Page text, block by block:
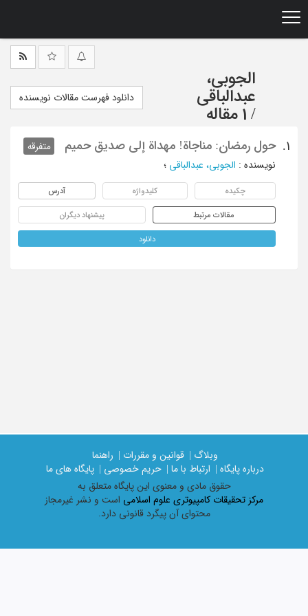
الجوبی،
عبدالباقی
/ 1 مقاله
دانلود فهرست مقالات نویسنده
1. حول رمضان: مناجاة! مهداة إلی صدیق حمیم
متفرقه
نویسنده : الجوبی، عبدالباقی ؛
چکیده کلیدواژه آدرس
مقالات مرتبط پیشنهاد دیگران
دانلود
وبلاگ | قوانین و مقررات |
راهنما
درباره پایگاه |
ارتباط با ما | حریم خصوصی |
پایگاه های ما
حقوق مادی و معنوی اين پايگاه متعلق به
مرکز تحقیقات کامپیوتری علوم اسلامی است و نشر غیرمجاز
محتوای آن پیگرد قانونی دارد.